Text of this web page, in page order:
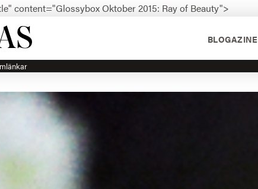
content="Glossybox Oktober 2015: Ray of Beauty">
BLOGAZINE